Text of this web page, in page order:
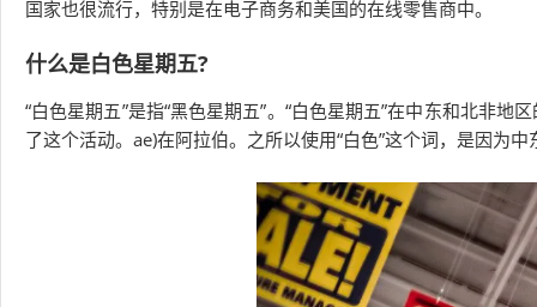
国家也很流行，特别是在电子商务和美国的在线零售商中。
什么是白色星期五?
“白色星期五”是指“黑色星期五”。“白色星期五”在中东和北非
了这个活动。ae)在阿拉伯。之所以使用“白色”这个词，是因为